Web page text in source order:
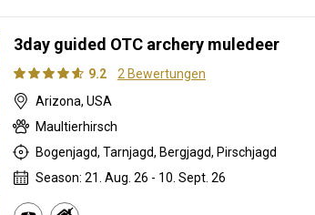
3day guided OTC archery muledeer
9.2
2 Bewertungen
Arizona, USA
Maultierhirsch
Bogenjagd, Tarnjagd, Bergjagd, Pirschjagd
Season: 21. Aug. 26 - 10. Sept. 26